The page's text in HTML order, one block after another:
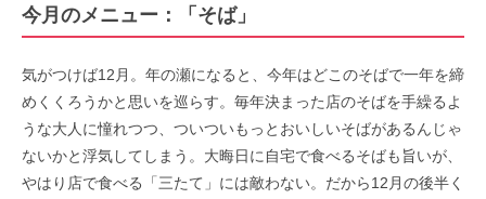
今月のメニュー：「そば」
気がつけば12月。年の瀬になると、今年はどこのそばで一年を締
めくくろうかと思いを巡らす。毎年決まった店のそばを手繰るよ
うな大人に憧れつつ、ついついもっとおいしいそばがあるんじゃ
ないかと浮気してしまう。大晦日に自宅で食べるそばも旨いが、
やはり店で食べる「三たて」には敵わない。だから12月の後半く